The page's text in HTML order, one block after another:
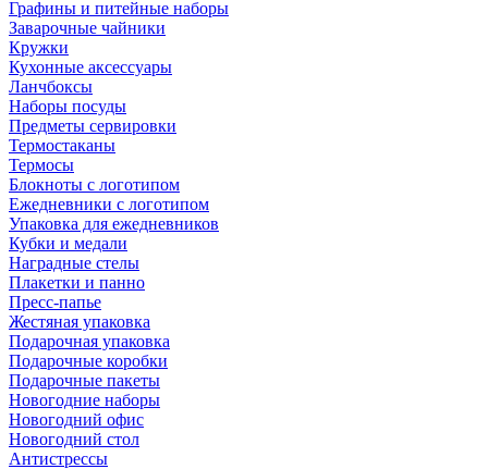
Графины и питейные наборы
Заварочные чайники
Кружки
Кухонные аксессуары
Ланчбоксы
Наборы посуды
Предметы сервировки
Термостаканы
Термосы
Блокноты с логотипом
Ежедневники с логотипом
Упаковка для ежедневников
Кубки и медали
Наградные стелы
Плакетки и панно
Пресс-папье
Жестяная упаковка
Подарочная упаковка
Подарочные коробки
Подарочные пакеты
Новогодние наборы
Новогодний офис
Новогодний стол
Антистрессы